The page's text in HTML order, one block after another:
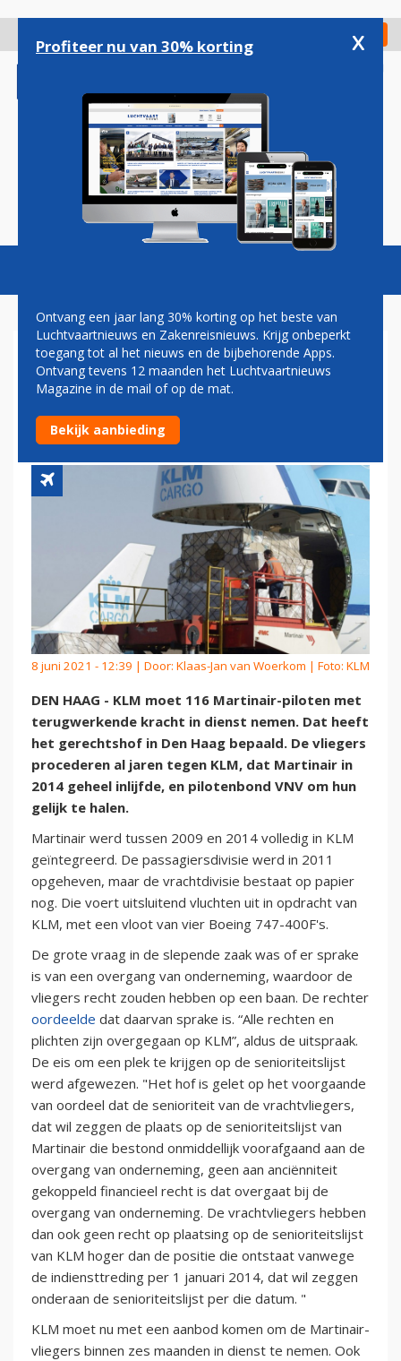
gaan
Check in
Magazine Podcasts Vacatures
RECHTER: KLM MOET
MARTINAIR-PILOTEN IN
DIENST NEMEN
8 juni 2021 - 12:39 | Door: Klaas-Jan van Woerkom | Foto: KLM
DEN HAAG - KLM moet 116 Martinair-piloten met
terugwerkende kracht in dienst nemen. Dat heeft
het gerechtshof in Den Haag bepaald. De vliegers
procederen al jaren tegen KLM, dat Martinair in
2014 geheel inlijfde, en pilotenbond VNV om hun
gelijk te halen.
Martinair werd tussen 2009 en 2014 volledig in KLM
geïntegreerd. De passagiersdivisie werd in 2011
opgeheven, maar de vrachtdivisie bestaat op papier
nog. Die voert uitsluitend vluchten uit in opdracht van
KLM, met een vloot van vier Boeing 747-400F's.
De grote vraag in de slepende zaak was of er sprake
is van een overgang van onderneming, waardoor de
vliegers recht zouden hebben op een baan. De rechter
oordeelde dat daarvan sprake is. “Alle rechten en
plichten zijn overgegaan op KLM”, aldus de uitspraak.
De eis om een plek te krijgen op de senioriteitslijst
werd afgewezen. "Het hof is gelet op het voorgaande
van oordeel dat de senioriteit van de vrachtvliegers,
dat wil zeggen de plaats op de senioriteitslijst van
Martinair die bestond onmiddellijk voorafgaand aan de
overgang van onderneming, geen aan anciënniteit
gekoppeld financieel recht is dat overgaat bij de
overgang van onderneming. De vrachtvliegers hebben
dan ook geen recht op plaatsing op de senioriteitslijst
van KLM hoger dan de positie die ontstaat vanwege
de indiensttreding per 1 januari 2014, dat wil zeggen
onderaan de senioriteitslijst per die datum. "
KLM moet nu met een aanbod komen om de Martinair-
vliegers binnen zes maanden in dienst te nemen. Ook
Profiteer nu van 30% korting x
Ontvang een jaar lang 30% korting op het beste van
Luchtvaartnieuws en Zakenreisnieuws. Krijg onbeperkt
toegang tot al het nieuws en de bijbehorende Apps.
Ontvang tevens 12 maanden het Luchtvaartnieuws
Magazine in de mail of op de mat.
Bekijk aanbieding